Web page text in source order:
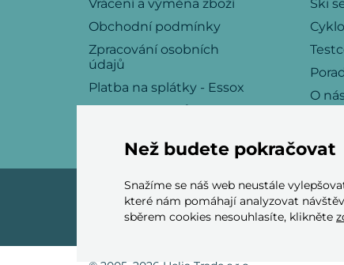
Vrácení a výměna zboží
Obchodní podmínky
Zpracování osobních
údajů
Platba na splátky - Essox
Politika souborů cookies
Ski
O
Než budete pokračovat
Snažíme se náš web neustále
které nám pomáhají analyzovat
sběrem cookies nesouhlasíte, klikněte